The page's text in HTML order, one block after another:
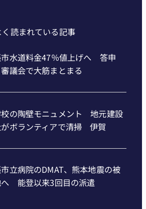
く読まれている記事